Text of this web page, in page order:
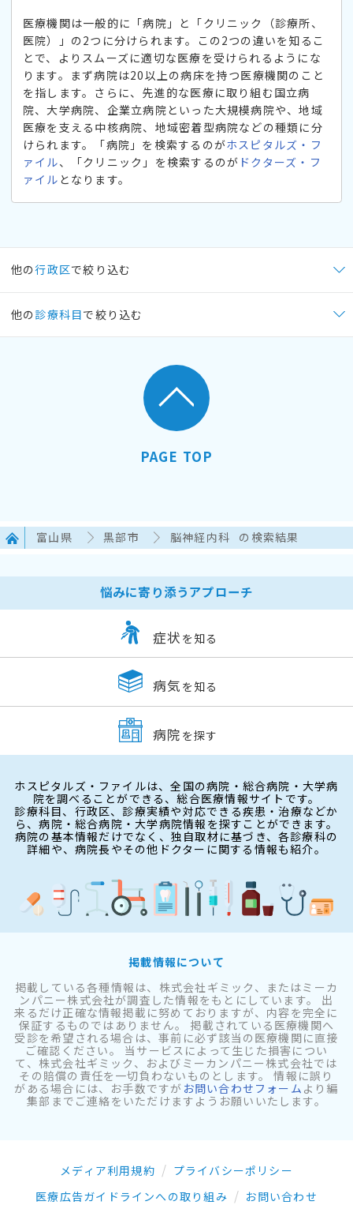
医療機関は一般的に「病院」と「クリニック（診療所、
医院）」の2つに分けられます。この2つの違いを知るこ
とで、よりスムーズに適切な医療を受けられるようにな
ります。まず病院は20以上の病床を持つ医療機関のこと
を指します。さらに、先進的な医療に取り組む国立病
院、大学病院、企業立病院といった大規模病院や、地域
医療を支える中核病院、地域密着型病院などの種類に分
けられます。「病院」を検索するのがホスピタルズ・フ
ァイル、「クリニック」を検索するのが ドクターズ・フ
ァイル となります。
他の行政区で絞り込む
他の 診療科目で絞り込む
PAGE TOP
富山県 黒部市 脳神経内科 の検索結果
悩みに寄り添うアプローチ
症状 を知る
病気 を知る
病院 を探す
ホスピタルズ・ファイルは、全国の病院・総合病院・大学病
院を調べることができる、総合医療情報サイトです。
診療科目、行政区、診療実績や対応できる疾患・治療などか
ら、病院・総合病院・大学病院情報を探すことができます。
病院の基本情報だけでなく、独自取材に基づき、各診療科の
詳細や、病院長やその他ドクターに関する情報も紹介。
掲載情報について
掲載している各種情報は、株式会社ギミック、またはミーカ
ンパニー株式会社が調査した情報をもとにしています。 出
来るだけ正確な情報掲載に努めておりますが、内容を完全に
保証するものではありません。 掲載されている医療機関へ
受診を希望される場合は、事前に必ず該当の医療機関に直接
ご確認ください。 当サービスによって生じた損害につい
て、株式会社ギミック、およびミーカンパニー株式会社では
その賠償の責任を一切負わないものとします。 情報に誤り
がある場合には、お手数ですが お問い合わせフォーム より編
集部までご連絡をいただけますようお願いいたします。
メディア利用規約
プライバシーポリシー
医療広告ガイドラインへの取り組み
お問い合わせ